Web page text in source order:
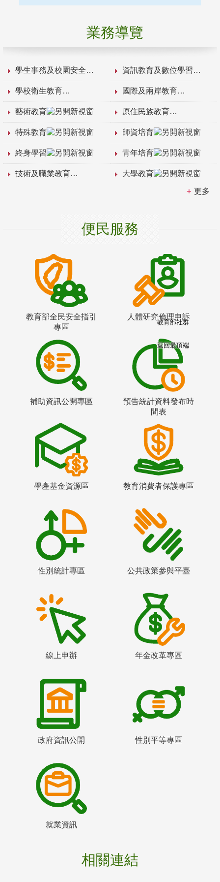
業務導覽
學生事務及校園安全 資訊教育及數位學習
學校衛生教育 國際及兩岸教育
藝術教育 原住民族教育
特殊教育 師資培育
終身學習 青年培育
技術及職業教育 大學教育
更多
便民服務
教育部全民安全指引
專區
人體研究倫理申訴
補助資訊公開專區
預告統計資料發布時
間表
學產基金資源區 教育消費者保護專區
性別統計專區 公共政策參與平臺
線上申辦 年金改革專區
政府資訊公開 性別平等專區
就業資訊
相關連結
教育部社群
返回最頂端